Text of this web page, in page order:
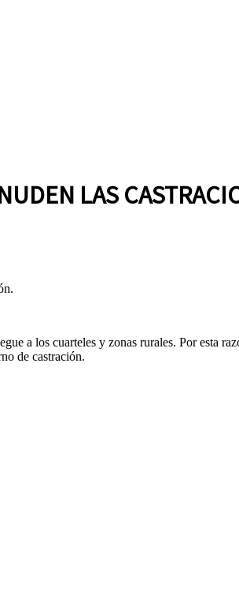
LAS
a los cuarteles y zonas rurales. Por esta
de castración.